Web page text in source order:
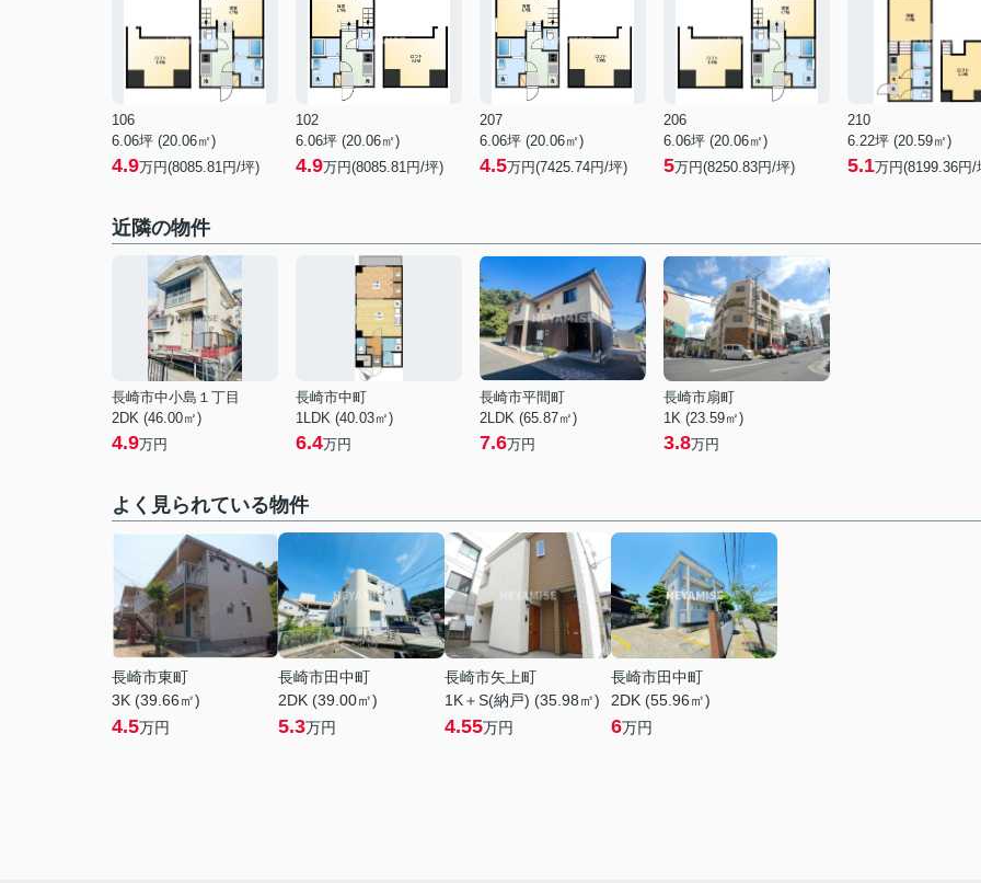
106
6.06坪 (20.06㎡)
4.9万円(8085.81円/坪)
102
6.06坪 (20.06㎡)
4.9万円(8085.81円/坪)
207
6.06坪 (20.06㎡)
4.5万円(7425.74円/坪)
206
6.06坪 (20.06㎡)
5万円(8250.83円/坪)
210
6.22坪 (20.59㎡)
5.1万円(8199.36円/
近隣の物件
長崎市中小島１丁目
2DK (46.00㎡)
4.9万円
長崎市中町
1LDK (40.03㎡)
6.4万円
長崎市平間町
2LDK (65.87㎡)
7.6万円
長崎市扇町
1K (23.59㎡)
3.8万円
よく見られている物件
長崎市東町
3K (39.66㎡)
4.5万円
長崎市田中町
2DK (39.00㎡)
5.3万円
長崎市矢上町
1K＋S(納戸) (35.98㎡)
4.55万円
長崎市田中町
2DK (55.96㎡)
6万円